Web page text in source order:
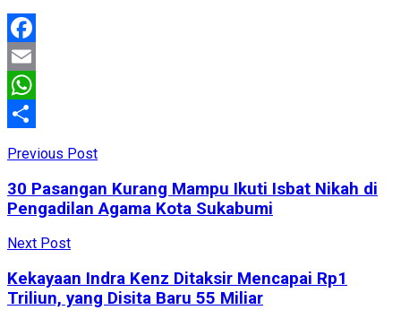
Facebook
Email
WhatsApp
Previous Post
30 Pasangan Kurang Mampu Ikuti Isbat Nikah di
Pengadilan Agama Kota Sukabumi
Next Post
Kekayaan Indra Kenz Ditaksir Mencapai Rp1
Triliun, yang Disita Baru 55 Miliar